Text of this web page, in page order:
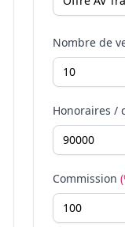
Nombre de
Honoraires /
Commission